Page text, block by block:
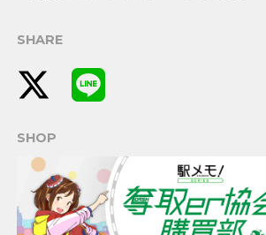
SHARE
SHOP